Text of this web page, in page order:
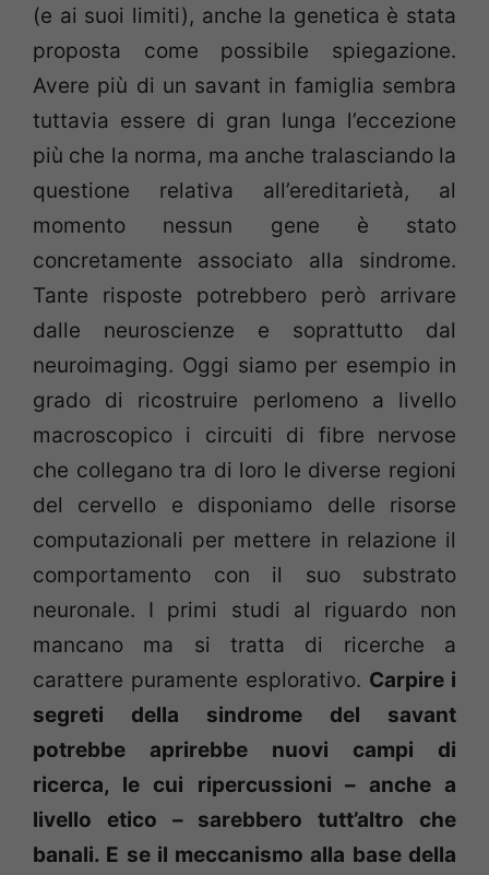
(e ai suoi limiti), anche la genetica è stata
proposta come possibile spiegazione.
Avere più di un savant in famiglia sembra
tuttavia essere di gran lunga l’eccezione
più che la norma, ma anche tralasciando la
questione relativa all’ereditarietà, al
momento nessun gene è stato
concretamente associato alla sindrome.
Tante risposte potrebbero però arrivare
dalle neuroscienze e soprattutto dal
neuroimaging. Oggi siamo per esempio in
grado di ricostruire perlomeno a livello
macroscopico i circuiti di fibre nervose
che collegano tra di loro le diverse regioni
del cervello e disponiamo delle risorse
computazionali per mettere in relazione il
comportamento con il suo substrato
neuronale. I primi studi al riguardo non
mancano ma si tratta di ricerche a
carattere puramente esplorativo. Carpire i
segreti della sindrome del savant
potrebbe aprirebbe nuovi campi di
ricerca, le cui ripercussioni – anche a
livello etico – sarebbero tutt’altro che
banali. E se il meccanismo alla base della